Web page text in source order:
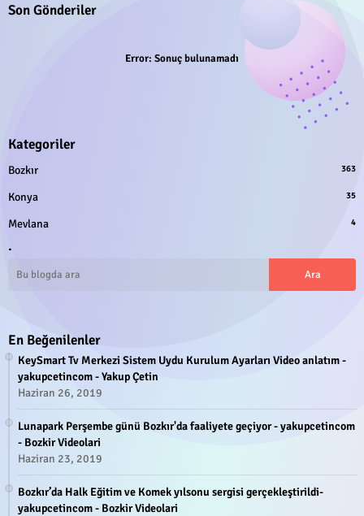
Son Gönderiler
Error: Sonuç bulunamadı
Kategoriler
Bozkır 363
Konya 35
Mevlana 4
.
En Beğenilenler
KeySmart Tv Merkezi Sistem Uydu Kurulum Ayarları Video anlatım -
yakupcetincom - Yakup Çetin
Haziran 26, 2019
Lunapark Perşembe günü Bozkır'da faaliyete geçiyor - yakupcetincom
- Bozkir Videolari
Haziran 23, 2019
Bozkır’da Halk Eğitim ve Komek yılsonu sergisi gerçekleştirildi-
yakupcetincom - Bozkir Videolari